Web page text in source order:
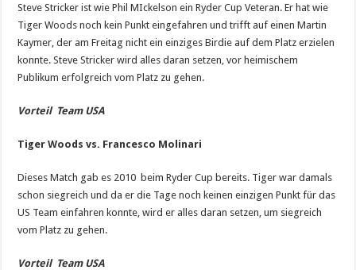
Steve Stricker ist wie Phil MIckelson ein Ryder Cup Veteran. Er hat wie
Tiger Woods noch kein Punkt eingefahren und trifft auf einen Martin
Kaymer, der am Freitag nicht ein einziges Birdie auf dem Platz erzielen
konnte. Steve Stricker wird alles daran setzen, vor heimischem
Publikum erfolgreich vom Platz zu gehen.
Vorteil Team USA
Tiger Woods vs. Francesco Molinari
Dieses Match gab es 2010 beim Ryder Cup bereits. Tiger war damals
schon siegreich und da er die Tage noch keinen einzigen Punkt für das
US Team einfahren konnte, wird er alles daran setzen, um siegreich
vom Platz zu gehen.
Vorteil Team USA